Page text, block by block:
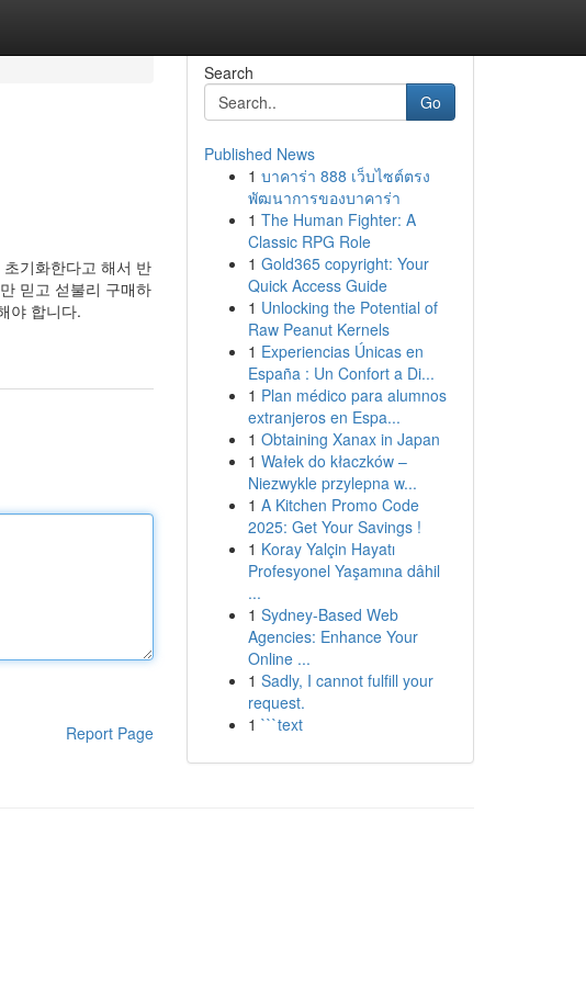
기화한다고 해서 반
믿고 섣불리 구매하
야 합니다.
Report Page
Search
Go
Published News
1 บาคาร่า 888 เว็บไซต์ตรง
พัฒนาการของบาคาร่า
1 The Human Fighter: A
Classic RPG Role
1 Gold365 copyright: Your
Quick Access Guide
1 Unlocking the Potential of
Raw Peanut Kernels
1 Experiencias Únicas en
España : Un Confort a Di...
1 Plan médico para alumnos
extranjeros en Espa...
1 Obtaining Xanax in Japan
1 Wałek do kłaczków –
Niezwykle przylepna w...
1 A Kitchen Promo Code
2025: Get Your Savings !
1 Koray Yalçin Hayatı
Profesyonel Yaşamına dâhil
...
1 Sydney-Based Web
Agencies: Enhance Your
Online ...
1 Sadly, I cannot fulfill your
request.
1 ```text